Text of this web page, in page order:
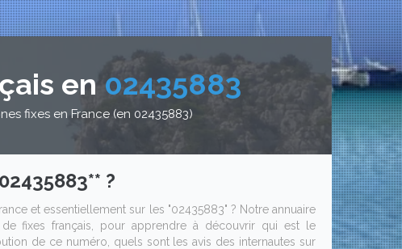
en 02435883
fixes en France (en 02435883)
?
et essentiellement sur les "02435883" ? Notre annuaire
fixes français, pour apprendre à découvrir qui est le
de ce numéro, quels sont les avis des internautes sur